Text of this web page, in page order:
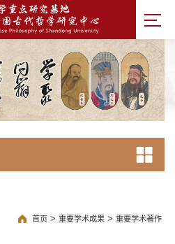
首页 > 重要学术成果 > 重要学术著作